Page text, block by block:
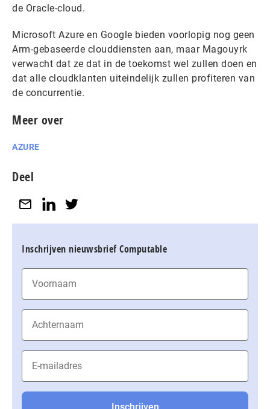
de Oracle-cloud.
Microsoft Azure en Google bieden voorlopig nog geen
Arm-gebaseerde clouddiensten aan, maar Magouyrk
verwacht dat ze dat in de toekomst wel zullen doen en
dat alle cloudklanten uiteindelijk zullen profiteren van
de concurrentie.
Meer over
AZURE
Deel
Inschrijven nieuwsbrief Computable